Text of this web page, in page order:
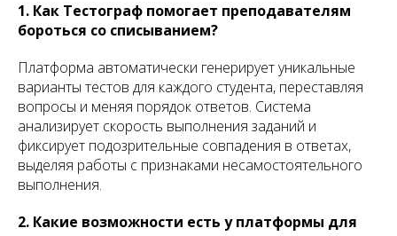
1. Как Тестограф помогает преподавателям
бороться со списыванием?
Платформа автоматически генерирует уникальные
варианты тестов для каждого студента, переставляя
вопросы и меняя порядок ответов. Система
анализирует скорость выполнения заданий и
фиксирует подозрительные совпадения в ответах,
выделяя работы с признаками несамостоятельного
выполнения.
2. Какие возможности есть у платформы для